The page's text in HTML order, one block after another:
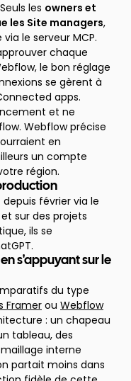
les owners et
les Site managers,
le serveur MCP.
chaque
le bon réglage
se gèrent à
apps.
et ne
Webflow précise
en
un compte
région.
février via le
sur des projets
ils se
s'appuyant sur le
du type
Framerou Webflow
: un chapeau
tableau, des
interne
partait moins dans